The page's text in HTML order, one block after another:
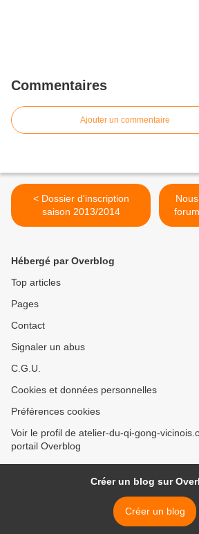
Commentaires
Ajouter un commentaire
< Dossier d'inscription
saison 2013/2014
Hébergé par Overblog
Top articles
Pages
Contact
Signaler un abus
C.G.U.
Cookies et données personnelles
Préférences cookies
Voir le profil de atelier-du-qi-gong-
portail Overblog
Créer un blog sur
Créer un blog